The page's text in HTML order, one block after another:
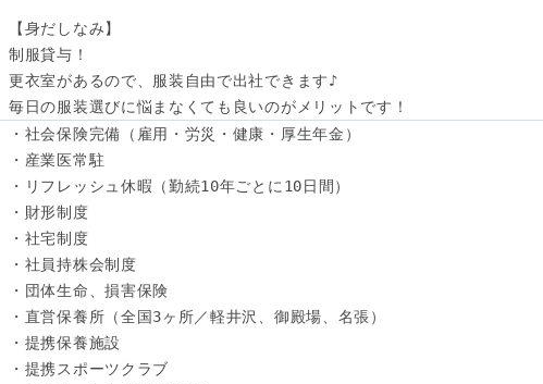
【身だしなみ】
制服貸与！
更衣室があるので、服装自由で出社できます♪
毎日の服装選びに悩まなくても良いのがメリットです！
・社会保険完備（雇用・労災・健康・厚生年金）
・産業医常駐
・リフレッシュ休暇（勤続10年ごとに10日間）
・財形制度
・社宅制度
・社員持株会制度
・団体生命、損害保険
・直営保養所（全国3ヶ所／軽井沢、御殿場、名張）
・提携保養施設
・提携スポーツクラブ